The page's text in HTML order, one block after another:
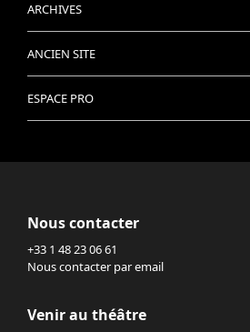
ARCHIVES
ANCIEN SITE
ESPACE PRO
Nous contacter
+33 1 48 23 06 61
Nous contacter par email
Venir au théâtre